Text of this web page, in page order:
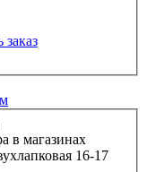
в магазинах
16-17